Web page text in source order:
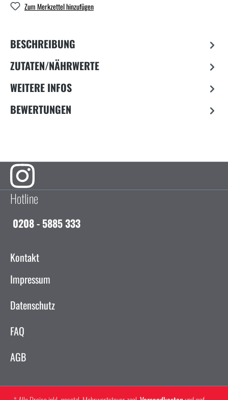
Zum Merkzettel hinzufügen
BESCHREIBUNG
ZUTATEN/NÄHRWERTE
WEITERE INFOS
BEWERTUNGEN
Hotline
0208 - 5885 333
Kontakt
Impressum
Datenschutz
FAQ
AGB